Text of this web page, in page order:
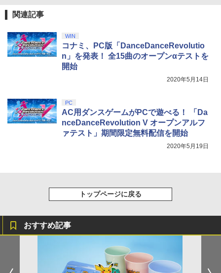
4
劇場版「鬼滅の刃」無限城編 第一章 猗
窩座再来 完全生産限定版 [Blu-ray]
5
【Amazon.co.jp限定】劇場版モノノ怪
第三章 蛇神 (オリジナル特典:オリジナル
巾着＋メーカー特典:【坤と離】二振りの
剣、十翼より来たる！スタジオ描き下ろ
関連記事
WIN
コナミ、PC版「DanceDanceRevolutio
n」を発表！ 全15曲のオープンαテストを
開始
2020年5月14日
PC
AC用ダンスゲームがPCで遊べる！ 「Da
nceDanceRevolution V オープンアルフ
ァテスト」期間限定無料配信を開始
2020年5月19日
トップページに戻る
おすすめ記事